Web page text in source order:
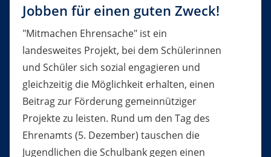
Jobben für einen guten Zweck!
"Mitmachen Ehrensache" ist ein
landesweites Projekt, bei dem Schülerinnen
und Schüler sich sozial engagieren und
gleichzeitig die Möglichkeit erhalten, einen
Beitrag zur Förderung gemeinnütziger
Projekte zu leisten. Rund um den Tag des
Ehrenamts (5. Dezember) tauschen die
Jugendlichen die Schulbank gegen einen